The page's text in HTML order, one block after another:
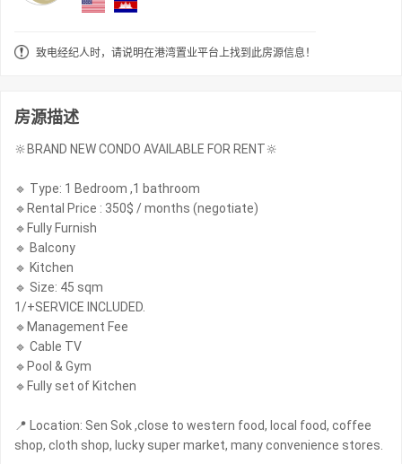
致电经纪人时，请说明在港湾置业平台上找到此房源信息！
房源描述
🔆BRAND NEW CONDO AVAILABLE FOR RENT🔆
🔹 Type: 1 Bedroom ,1 bathroom
🔹Rental Price : 350$ / months (negotiate)
🔹Fully Furnish
🔹 Balcony
🔹 Kitchen
🔹 Size: 45 sqm
1/+SERVICE INCLUDED.
🔹Management Fee
🔹 Cable TV
🔹Pool & Gym
🔹Fully set of Kitchen
📍 Location: Sen Sok ,close to western food, local food, coffee
shop, cloth shop, lucky super market, many convenience stores.